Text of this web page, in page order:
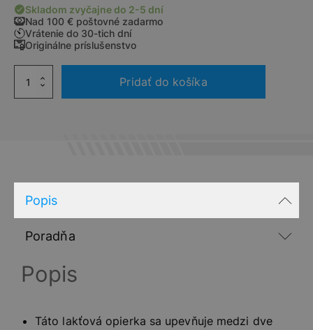
Skladom zvyčajne do 2-5 dní
Nad 100 € poštovné zadarmo
Vrátenie do 30-tich dní
Originálne príslušenstvo
množstvo
STREDOVÁ
Pridať do košíka
Popis
Poradňa
Popis
Táto lakťová opierka sa upevňuje medzi dve